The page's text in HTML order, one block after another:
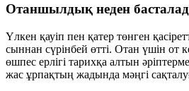
Отаншылдық неден
Үлкен қауіп пен қатер төнген
сыннан сүрінбей өтті. Отан үшін от
өшпес ерлігі тарихқа алтын
жас ұрпақтың жадында мәңгі